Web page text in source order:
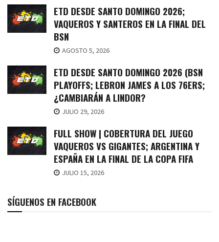
ETD DESDE SANTO DOMINGO 2026;
VAQUEROS Y SANTEROS EN LA FINAL DEL
BSN
AGOSTO 5, 2026
ETD DESDE SANTO DOMINGO 2026 (BSN
PLAYOFFS; LEBRON JAMES A LOS 76ERS;
¿CAMBIARÁN A LINDOR?
JULIO 29, 2026
FULL SHOW | COBERTURA DEL JUEGO
VAQUEROS VS GIGANTES; ARGENTINA Y
ESPAÑA EN LA FINAL DE LA COPA FIFA
JULIO 15, 2026
SÍGUENOS EN FACEBOOK